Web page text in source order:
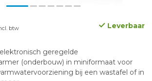
btw Leverbaar
geregelde
(onderbouw) in miniformaat voor
bij een wastafel of in